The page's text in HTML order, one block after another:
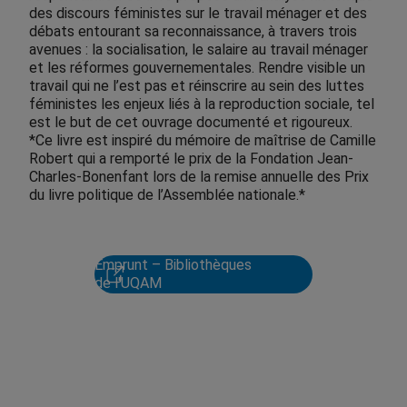
des discours féministes sur le travail ménager et des
débats entourant sa reconnaissance, à travers trois
avenues : la socialisation, le salaire au travail ménager
et les réformes gouvernementales. Rendre visible un
travail qui ne l’est pas et réinscrire au sein des luttes
féministes les enjeux liés à la reproduction sociale, tel
est le but de cet ouvrage documenté et rigoureux.
*Ce livre est inspiré du mémoire de maîtrise de Camille
Robert qui a remporté le prix de la Fondation Jean-
Charles-Bonenfant lors de la remise annuelle des Prix
du livre politique de l’Assemblée nationale.*
Emprunt – Bibliothèques
de l'UQAM